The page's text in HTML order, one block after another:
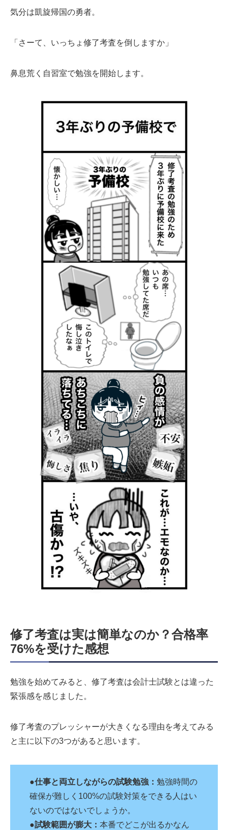
気分は凱旋帰国の勇者。
「さーて、いっちょ修了考査を倒しますか」
鼻息荒く自習室で勉強を開始します。
修了考査は実は簡単なのか？合格率
76%を受けた感想
勉強を始めてみると、修了考査は会計士試験とは違った
緊張感を感じました。
修了考査のプレッシャーが大きくなる理由を考えてみる
と主に以下の3つがあると思います。
●仕事と両立しながらの試験勉強： 勉強時間の
確保が難しく100%の試験対策をできる人はい
ないのではないでしょうか。
●試験範囲が膨大： 本番でどこが出るかなん